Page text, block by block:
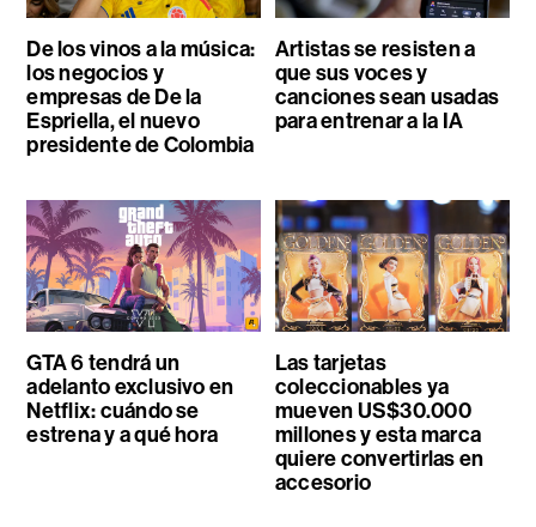
De los vinos a la música:
los negocios y
empresas de De la
Espriella, el nuevo
presidente de Colombia
Artistas se resisten a
que sus voces y
canciones sean usadas
para entrenar a la IA
GTA 6 tendrá un
adelanto exclusivo en
Netflix: cuándo se
estrena y a qué hora
Las tarjetas
coleccionables ya
mueven US$30.000
millones y esta marca
quiere convertirlas en
accesorio